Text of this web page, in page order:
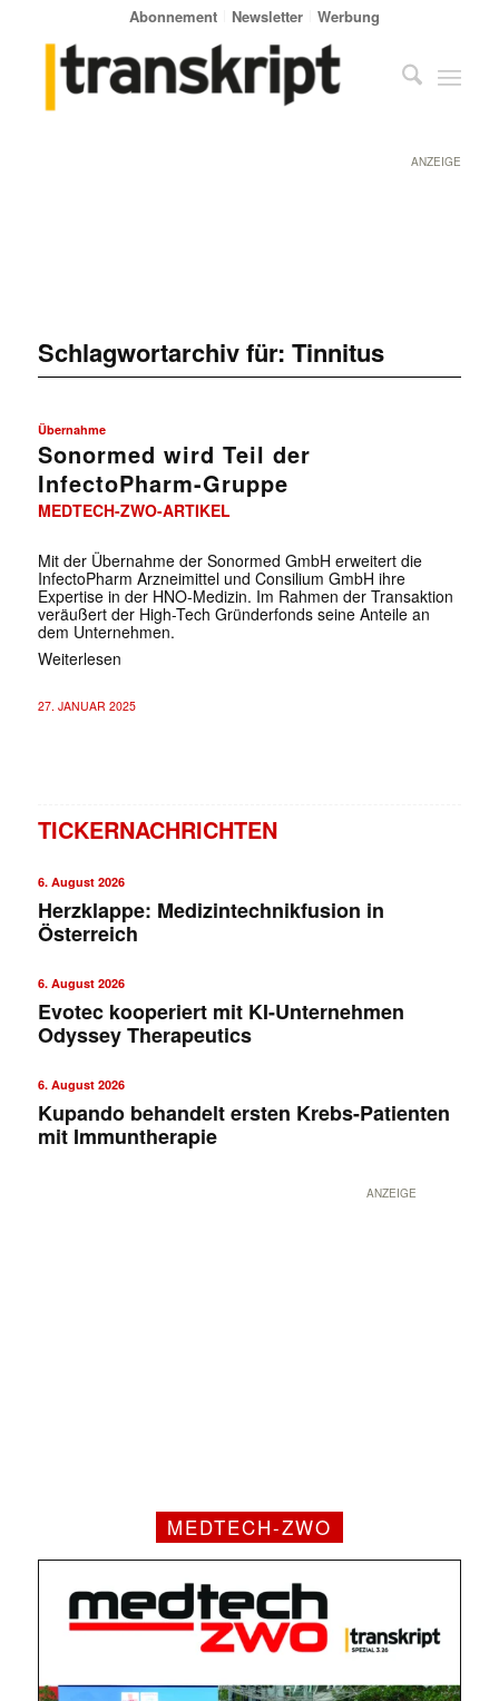
Abonnement Newsletter Werbung
ANZEIGE
Schlagwortarchiv für: Tinnitus
Übernahme
Sonormed wird Teil der
InfectoPharm-Gruppe
MEDTECH-ZWO-ARTIKEL
Mit der Übernahme der Sonormed GmbH erweitert die
InfectoPharm Arzneimittel und Consilium GmbH ihre
Expertise in der HNO-Medizin. Im Rahmen der Transaktion
veräußert der High-Tech Gründerfonds seine Anteile an
dem Unternehmen.
Weiterlesen
27. JANUAR 2025
TICKERNACHRICHTEN
6. August 2026
Herzklappe: Medizintechnikfusion in
Österreich
6. August 2026
Evotec kooperiert mit KI-Unternehmen
Odyssey Therapeutics
6. August 2026
Kupando behandelt ersten Krebs-Patienten
mit Immuntherapie
ANZEIGE
MEDTECH-ZWO